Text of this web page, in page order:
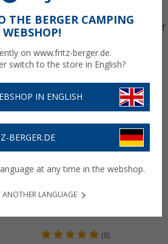
Abwechslung in den Campingurlaub, auf
Von kompakten
Quizze bis hin zu Lern- und
Unterhaltung für Kinder, Familien und
%
(8)
THE BERGER CAMPING
WEBSHOP!
on www.fritz-berger.de.
switch to the store in English?
IN ENGLISH
BERGER.DE
at any time in the webshop.
ANOTHER LANGUAGE